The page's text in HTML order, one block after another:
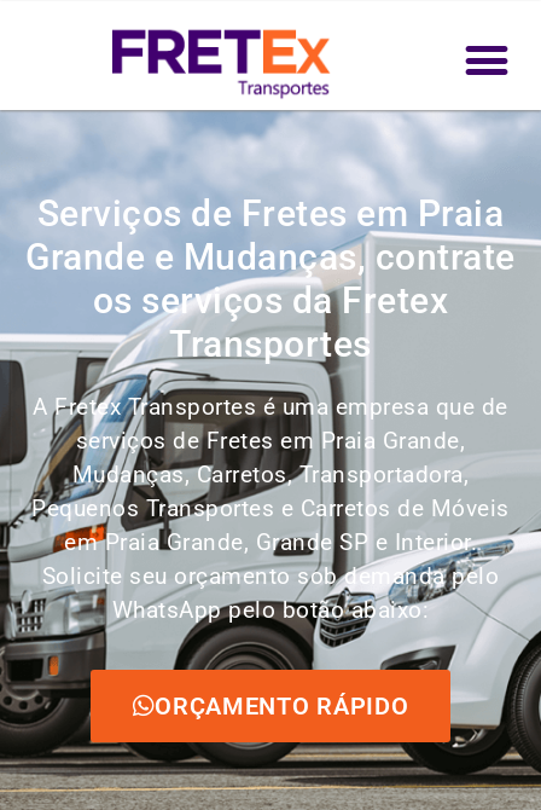
Serviços de Fretes em Praia
Grande e Mudanças, contrate
os serviços da Fretex
Transportes
A Fretex Transportes é uma empresa que de
serviços de Fretes em Praia Grande,
Mudanças, Carretos, Transportadora,
Pequenos Transportes e Carretos de Móveis
em Praia Grande, Grande SP e Interior.
Solicite seu orçamento sob demanda pelo
WhatsApp pelo botão abaixo:
ORÇAMENTO RÁPIDO